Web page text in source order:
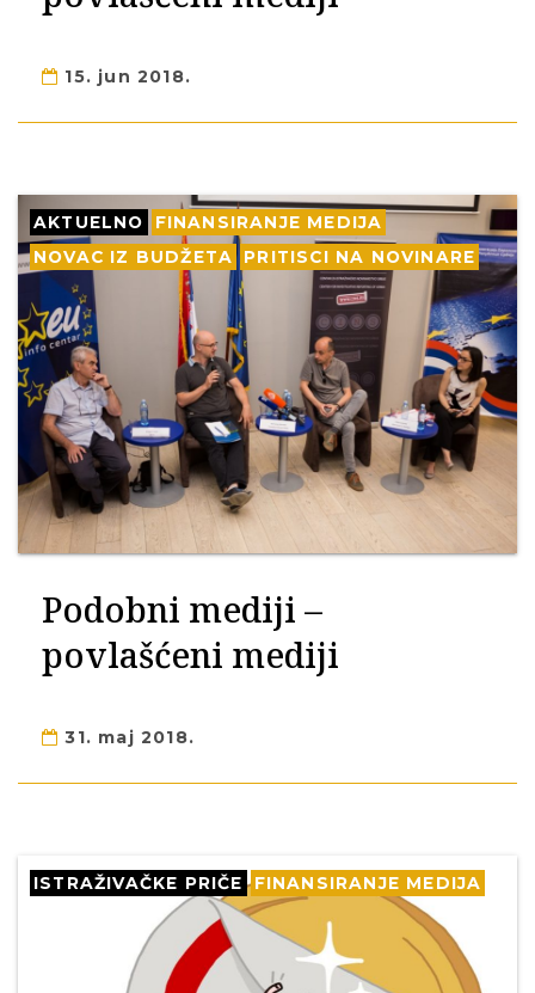
15. jun 2018.
AKTUELNO
FINANSIRANJE MEDIJA
NOVAC IZ BUDŽETA
PRITISCI NA NOVINARE
Podobni mediji –
povlašćeni mediji
31. maj 2018.
ISTRAŽIVAČKE PRIČE FINANSIRANJE MEDIJA